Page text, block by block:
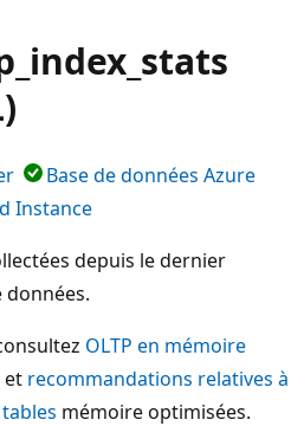
Base de données Azure
Instance
depuis le dernier
données.
OLTP en mémoire
et recommandations relatives à
mémoire optimisées.